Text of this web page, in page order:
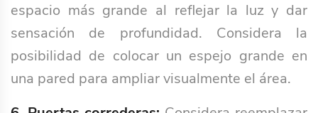
espacio más grande al reflejar la luz y dar
sensación de profundidad. Considera la
posibilidad de colocar un espejo grande en
una pared para ampliar visualmente el área.